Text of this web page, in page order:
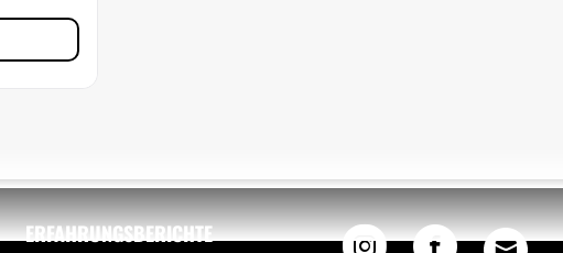
ERFAHRUNGSBERICHTE